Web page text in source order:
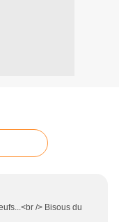
/> Bisous du